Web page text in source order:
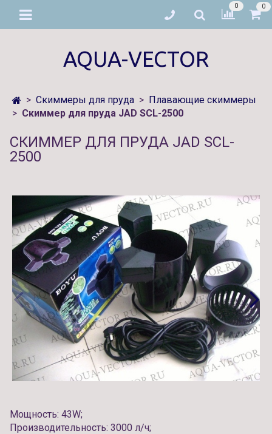
0 0
AQUA-VECTOR
Скиммеры для пруда
Плавающие скиммеры
Скиммер для пруда JAD SCL-2500
СКИММЕР ДЛЯ ПРУДА JAD SCL-
2500
Мощность: 43W;
Производительность: 3000 л/ч;